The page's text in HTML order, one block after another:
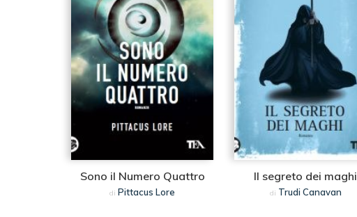
Sono il Numero Quattro
di Pittacus Lore
Il segreto dei maghi
di Trudi Canavan